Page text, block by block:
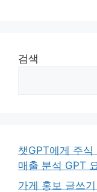
검색
챗GPT에게 주
매출 분석 GPT
가게 홍보 글쓰